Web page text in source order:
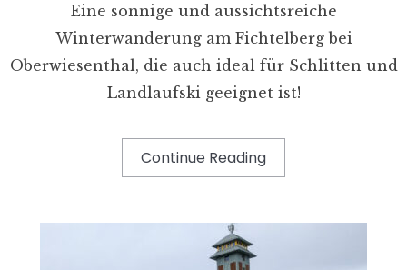
Eine sonnige und aussichtsreiche
Winterwanderung am Fichtelberg bei
Oberwiesenthal, die auch ideal für Schlitten und
Landlaufski geeignet ist!
Continue Reading